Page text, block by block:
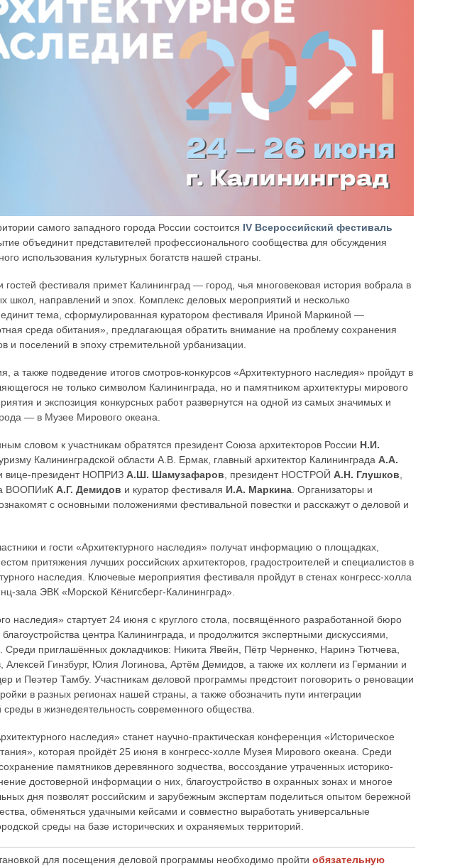
самого западного города России состоится IV Всероссийский фестиваль
объединит представителей профессионального сообщества для обсуждения
использования культурных богатств нашей страны.
гостей фестиваля примет Калининград — город, чья многовековая история вобрала в
школ, направлений и эпох. Комплекс деловых мероприятий и несколько
тема, сформулированная куратором фестиваля Ириной Маркиной —
среда обитания», предлагающая обратить внимание на проблему сохранения
и поселений в эпоху стремительной урбанизации.
а также подведение итогов смотров-конкурсов «Архитектурного наследия» пройдут в
не только символом Калининграда, но и памятником архитектуры мирового
и экспозиция конкурсных работ развернутся на одной из самых значимых и
— в Музее Мирового океана.
словом к участникам обратятся президент Союза архитекторов России Н.И.
Калининградской области А.В. Ермак, главный архитектор КалининградаА.А.
вице-президент НОПРИЗА.Ш. Шамузафаров , президент НОСТРОЙА.Н. Глушков
ВООПИиКА.Г. Демидов и куратор фестиваля И.А. Маркина . Организаторы и
с основными положениями фестивальной повестки и расскажут о деловой и
и гости «Архитектурного наследия» получат информацию о площадках,
притяжения лучших российских архитекторов, градостроителей и специалистов в
наследия. Ключевые мероприятия фестиваля пройдут в стенах конгресс-холла
зала ЭВК «Морской Кёнигсберг-Калининград».
наследия» стартует 24 июня с круглого стола, посвящённого разработанной бюро
центра Калининграда, и продолжится экспертными дискуссиями,
Среди приглашённых докладчиков: Никита Явейн, Пётр Черненко, Наринэ Тютчева,
Алексей Гинзбург, Юлия Логинова, Артём Демидов, а также их коллеги из Германии и
и Пеэтер Тамбу. Участникам деловой программы предстоит поговорить о реновации
в разных регионах нашей страны, а также обозначить пути интеграции
в жизнедеятельность современного общества.
наследия» станет научно-практическая конференция «Историческое
которая пройдёт 25 июня в конгресс-холле Музея Мирового океана. Среди
памятников деревянного зодчества, воссоздание утраченных историко-
достоверной информации о них, благоустройство в охранных зонах и многое
дня позволят российским и зарубежным экспертам поделиться опытом бережной
обменяться удачными кейсами и совместно выработать универсальные
среды на базе исторических и охраняемых территорий.
для посещения деловой программы необходимо пройтиобязательную